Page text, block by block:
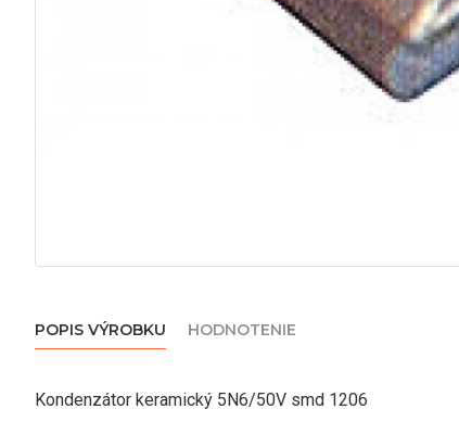
POPIS VÝROBKU HODNOTENIE
Kondenzátor keramický 5N6/50V smd 1206